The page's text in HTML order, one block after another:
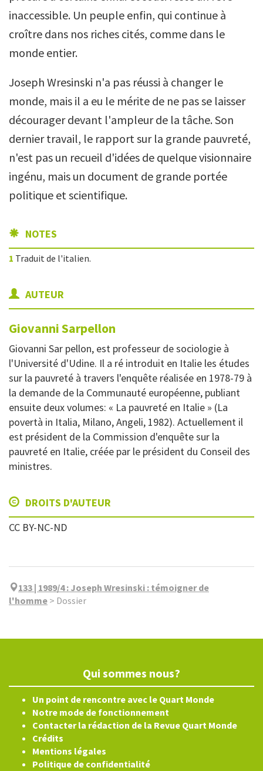
inaccessible. Un peuple enfin, qui continue à
croître dans nos riches cités, comme dans le
monde entier.
Joseph Wresinski n'a pas réussi à changer le
monde, mais il a eu le mérite de ne pas se laisser
décourager devant l'ampleur de la tâche. Son
dernier travail, le rapport sur la grande pauvreté,
n'est pas un recueil d'idées de quelque visionnaire
ingénu, mais un document de grande portée
politique et scientifique.
NOTES
1 Traduit de l'italien.
AUTEUR
GiovanniSarpellon
Giovanni Sar pellon, est professeur de sociologie à
l'Université d'Udine. Il a ré introduit en Italie les études
sur la pauvreté à travers l'enquête réalisée en 1978-79 à
la demande de la Communauté européenne, publiant
ensuite deux volumes: « La pauvreté en Italie » (La
povertà in Italia, Milano, Angeli, 1982). Actuellement il
est président de la Commission d'enquête sur la
pauvreté en Italie, créée par le président du Conseil des
ministres.
DROITS D'AUTEUR
CC BY-NC-ND
133 | 1989/4: Joseph Wresinski : témoigner de
l'homme > Dossier
Qui sommes nous?
Un point de rencontre avec le Quart Monde
Notre mode de fonctionnement
Contacter la rédaction de la Revue Quart Monde
Crédits
Mentions légales
Politique de confidentialité